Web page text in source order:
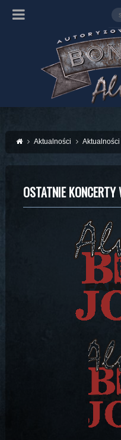
Aktualności Aktualności
OSTATNIE KONCERTY